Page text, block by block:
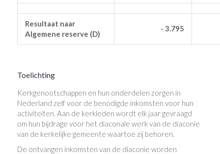
Resultaat naar
Algemene reserve (D)
- 3.795
Toelichting
Kerkgenootschappen en hun onderdelen zorgen in
Nederland zelf voor de benodigde inkomsten voor hun
activiteiten. Aan de kerkleden wordt elk jaar gevraagd
om hun bijdrage voor het diaconale werk van de diaconie
van de kerkelijke gemeente waartoe zij behoren.
De ontvangen inkomsten van de diaconie worden